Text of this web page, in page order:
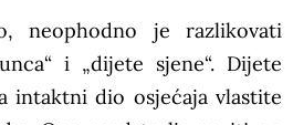
neophodno je razlikovati
i „dijete sjene“. Dijete
intaktni dio osjećaja vlastite